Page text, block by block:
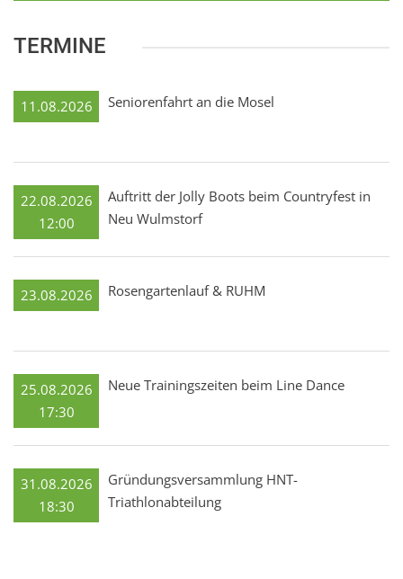
TERMINE
11.08.2026 Seniorenfahrt an die Mosel
22.08.2026
12:00
Auftritt der Jolly Boots beim Countryfest in
Neu Wulmstorf
23.08.2026 Rosengartenlauf & RUHM
25.08.2026
17:30
Neue Trainingszeiten beim Line Dance
31.08.2026
18:30
Gründungsversammlung HNT-
Triathlonabteilung